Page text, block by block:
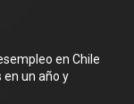
en Chile
un año y